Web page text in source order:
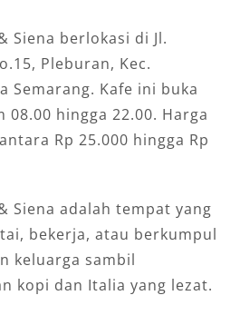
Siena berlokasi di Jl.
Pleburan, Kec.
Semarang. Kafe ini buka
hingga 22.00. Harga
Rp 25.000 hingga Rp
Siena adalah tempat yang
bekerja, atau berkumpul
keluarga sambil
kopi dan Italia yang lezat.